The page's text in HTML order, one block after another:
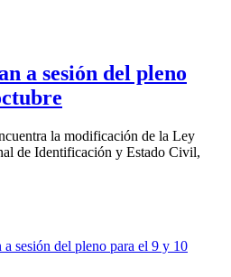
a sesión del pleno
la modificación de la Ley
de Identificación y Estado Civil,